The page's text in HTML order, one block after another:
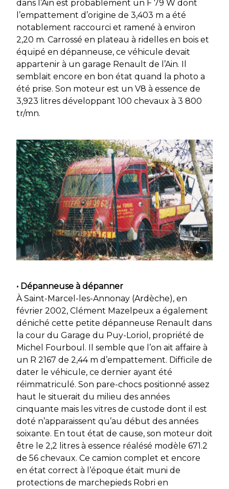
dans l’Ain est probablement un F 79 W dont
l’empattement d’origine de 3,403 m a été
notablement raccourci et ramené à environ
2,20 m. Carrossé en plateau à ridelles en bois et
équipé en dépanneuse, ce véhicule devait
appartenir à un garage Renault de l’Ain. Il
semblait encore en bon état quand la photo a
été prise. Son moteur est un V8 à essence de
3,923 litres développant 100 chevaux à 3 800
tr/mn.
• Dépanneuse à dépanner
À Saint-Marcel-les-Annonay (Ardèche), en
février 2002, Clément Mazelpeux a également
déniché cette petite dépanneuse Renault dans
la cour du Garage du Puy-Loriol, propriété de
Michel Fourboul. Il semble que l’on ait affaire à
un R 2167 de 2,44 m d’empattement. Difficile de
dater le véhicule, ce dernier ayant été
réimmatriculé. Son pare-chocs positionné assez
haut le situerait du milieu des années
cinquante mais les vitres de custode dont il est
doté n’apparaissent qu’au début des années
soixante. En tout état de cause, son moteur doit
être le 2,2 litres à essence réalésé modèle 671.2
de 56 chevaux. Ce camion complet et encore
en état correct à l’époque était muni de
protections de marchepieds Robri en